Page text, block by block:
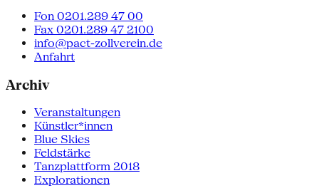
Fon 0201.289 47 00
Fax 0201.289 47 2100
info@pact-zollverein.de
Anfahrt
Archiv
Veranstaltungen
Künstler*innen
Blue Skies
Feldstärke
Tanzplattform 2018
Explorationen